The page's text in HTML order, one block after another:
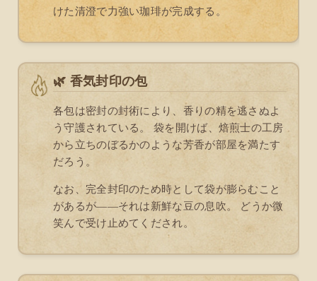
けた清澄で力強い珈琲が完成する。
🌿 香気封印の包
各包は密封の封術により、香りの精を逃さぬよ
う守護されている。 袋を開けば、焙煎士の工房
から立ちのぼるかのような芳香が部屋を満たす
だろう。
なお、完全封印のため時として袋が膨らむこと
があるが――それは新鮮な豆の息吹。 どうか微
笑んで受け止めてくだされ。